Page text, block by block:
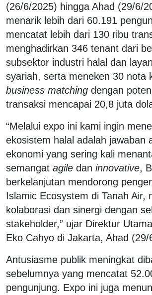
(26/6/2025) hingga Ahad (29/6/
menarik lebih dari 60.191
mencatat lebih dari 130 ribu
menghadirkan 346 tenant dari
subsektor industri halal dan
syariah, serta meneken 30 nota
business matching dengan
transaksi mencapai 20,8 juta
“Melalui expo ini kami ingin
ekosistem halal adalah jawaban
ekonomi yang sering kali
semangat agile dan innovative,
berkelanjutan mendorong
Islamic Ecosystem di Tanah Air,
kolaborasi dan sinergi dengan
stakeholder,” ujar Direktur
Eko Cahyo di Jakarta, Ahad (29/
Antusiasme publik meningkat
sebelumnya yang mencatat
pengunjung. Expo ini juga